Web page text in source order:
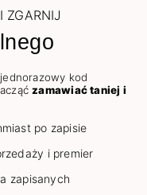
ZGARNIJ
kod
zamawiać taniej i
po zapisie
i premier
zapisanych